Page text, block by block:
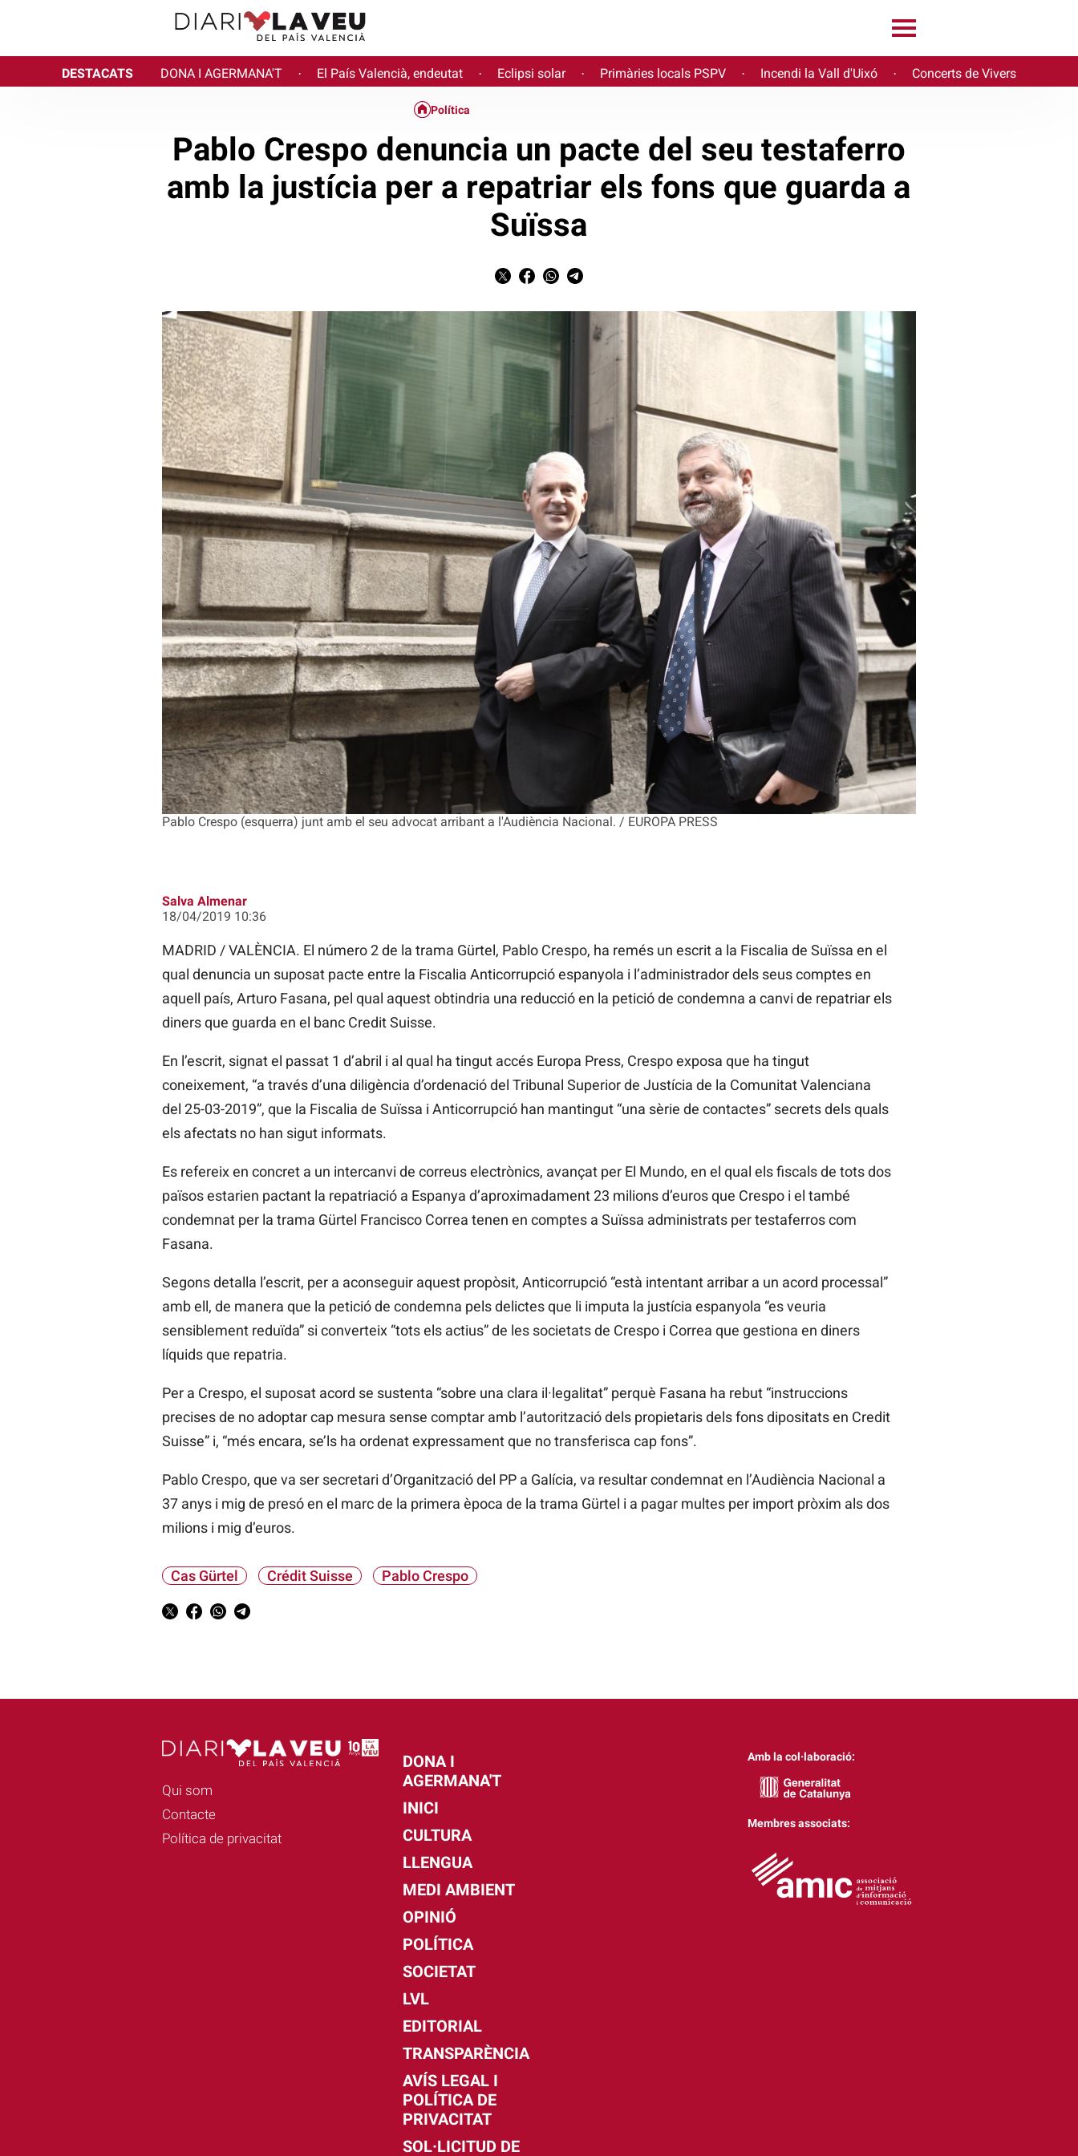
DESTACATS DONA I AGERMANA'T · El País Valencià, endeutat · Eclipsi solar · Primàries locals PSPV · Incendi la Vall d'Uixó · Concerts de Vivers
Pablo Crespo (esquerra) junt amb el seu advocat arribant a l'Audiència Nacional. / EUROPA PRESS
Política
Pablo Crespo denuncia un pacte del seu testaferro
amb la justícia per a repatriar els fons que guarda a
Suïssa
Salva Almenar
18/04/2019 10:36
MADRID / VALÈNCIA. El número 2 de la trama Gürtel, Pablo Crespo, ha remés un escrit a la Fiscalia de Suïssa en el
qual denuncia un suposat pacte entre la Fiscalia Anticorrupció espanyola i l’administrador dels seus comptes en
aquell país, Arturo Fasana, pel qual aquest obtindria una reducció en la petició de condemna a canvi de repatriar els
diners que guarda en el banc Credit Suisse.
En l’escrit, signat el passat 1 d’abril i al qual ha tingut accés Europa Press, Crespo exposa que ha tingut
coneixement, “a través d’una diligència d’ordenació del Tribunal Superior de Justícia de la Comunitat Valenciana
del 25-03-2019”, que la Fiscalia de Suïssa i Anticorrupció han mantingut “una sèrie de contactes” secrets dels quals
els afectats no han sigut informats.
Es refereix en concret a un intercanvi de correus electrònics, avançat per El Mundo, en el qual els fiscals de tots dos
països estarien pactant la repatriació a Espanya d’aproximadament 23 milions d’euros que Crespo i el també
condemnat per la trama Gürtel Francisco Correa tenen en comptes a Suïssa administrats per testaferros com
Fasana.
Segons detalla l’escrit, per a aconseguir aquest propòsit, Anticorrupció “està intentant arribar a un acord processal”
amb ell, de manera que la petició de condemna pels delictes que li imputa la justícia espanyola “es veuria
sensiblement reduïda” si converteix “tots els actius” de les societats de Crespo i Correa que gestiona en diners
líquids que repatria.
Per a Crespo, el suposat acord se sustenta “sobre una clara il·legalitat” perquè Fasana ha rebut “instruccions
precises de no adoptar cap mesura sense comptar amb l’autorització dels propietaris dels fons dipositats en Credit
Suisse” i, “més encara, se’ls ha ordenat expressament que no transferisca cap fons”.
Pablo Crespo, que va ser secretari d’Organització del PP a Galícia, va resultar condemnat en l’Audiència Nacional a
37 anys i mig de presó en el marc de la primera època de la trama Gürtel i a pagar multes per import pròxim als dos
milions i mig d’euros.
Cas Gürtel Crédit Suisse Pablo Crespo
Qui som
Contacte
Política de privacitat
DONA I
AGERMANA'T
INICI
CULTURA
LLENGUA
MEDI AMBIENT
OPINIÓ
POLÍTICA
SOCIETAT
LVL
EDITORIAL
TRANSPARÈNCIA
AVÍS LEGAL I
POLÍTICA DE
PRIVACITAT
SOL·LICITUD DE
Amb la col·laboració:
Membres associats: